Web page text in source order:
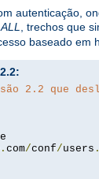
autenticação,
ALL
, trechos que
baseado em
2.2 que
. com/conf/users .